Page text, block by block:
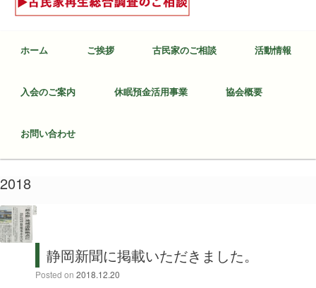
ホーム ご挨拶 古民家のご相談 活動情報
入会のご案内 休眠預金活用事業 協会概要
お問い合わせ
2018
静岡新聞に掲載いただきました。
Posted on 2018.12.20